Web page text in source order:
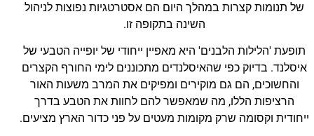
של תנומות קצרות במהלך היום הם אסטרטגיות נפוצות לניהול
השינה בתקופה זו.
תופעת 'הלילות הלבנים' היא מאפיין ייחודי של יופייה הטבעי של
איסלנד. בדיוק כפי שהאיסלנדים מתכוננים לימי החורף הקצרים
והחשוכים, הם גם מוקירים ומפיקים את המרב משעות האור
הרציפות הללו, מה שמאפשר להם לחוות את הטבע בדרך
ייחודית וקסומה שרק מקומות מעטים על פני כדור הארץ מציעים.